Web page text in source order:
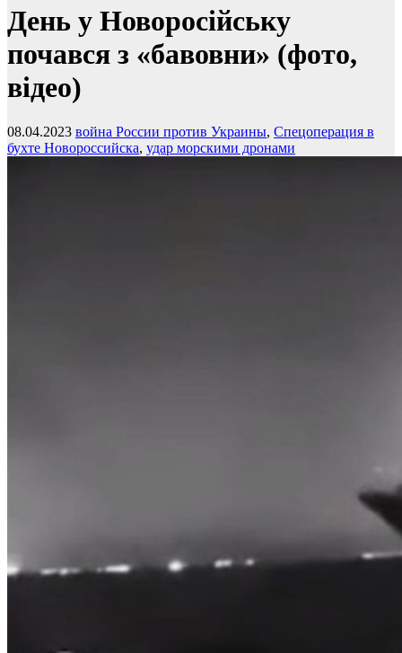
День у Новоросійську
почався з «бавовни» (фото,
відео)
08.04.2023 война России против Украины, Спецоперация в
бухте Новороссийска, удар морскими дронами